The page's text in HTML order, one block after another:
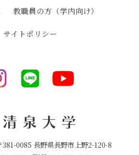
教職員の方（学内向け）
サイトポリシー
0085 長野県長野市上野2-120-8